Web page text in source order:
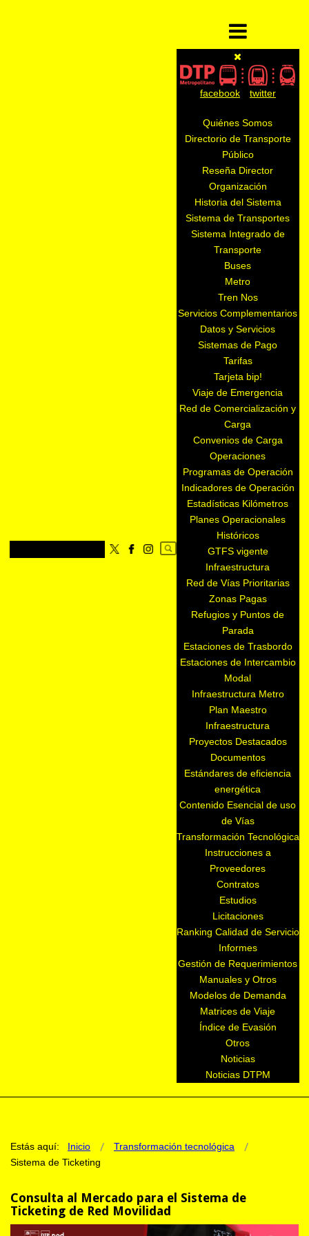
facebook twitter
Quiénes Somos
Directorio de Transporte
Público
Reseña Director
Organización
Historia del Sistema
Sistema de Transportes
Sistema Integrado de
Transporte
Buses
Metro
Tren Nos
Servicios Complementarios
Datos y Servicios
Sistemas de Pago
Tarifas
Tarjeta bip!
Viaje de Emergencia
Red de Comercialización y
Carga
Convenios de Carga
Operaciones
Programas de Operación
Indicadores de Operación
Estadísticas Kilómetros
Planes Operacionales
Históricos
GTFS vigente
Infraestructura
Red de Vías Prioritarias
Zonas Pagas
Refugios y Puntos de
Parada
Estaciones de Trasbordo
Estaciones de Intercambio
Modal
Infraestructura Metro
Plan Maestro
Infraestructura
Proyectos Destacados
Documentos
Estándares de eficiencia
energética
Contenido Esencial de uso
de Vías
Transformación Tecnológica
Instrucciones a
Proveedores
Contratos
Estudios
Licitaciones
Ranking Calidad de Servicio
Informes
Gestión de Requerimientos
Manuales y Otros
Modelos de Demanda
Matrices de Viaje
Índice de Evasión
Otros
Noticias
Noticias DTPM
Estás aquí: Inicio
Transformación tecnológica
Sistema de Ticketing
Consulta al Mercado para el Sistema de
Ticketing de Red Movilidad